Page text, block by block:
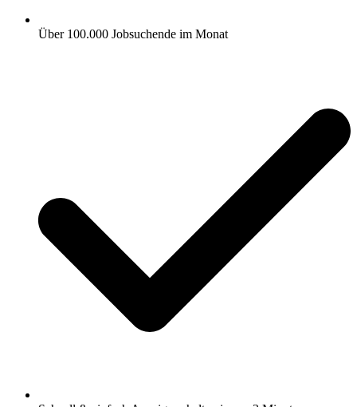
Über 100.000 Jobsuchende im Monat